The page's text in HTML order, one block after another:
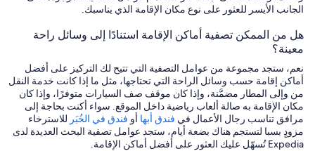
الجانب الأيسر للعثور على نوع مكان الإقامة الذي يناسبك.
هل من الممكن تصفية أماكن الإقامة استنادًا إلى وسائل راحة
معينة؟
نعم، ستجد مجموعة من عوامل التصفية التي تتيح لك التركيز على أفضل
أماكن إقامة حسب وسائل الراحة التي تحتاجها، مثل ما إذا كانت خدمة النقل
من وإلى المطار مضمَّنة، وإذا كان موقف صف السيارات متوفرًا، وإذا كان
مكان الإقامة به صالة ألعاب رياضية داخل الموقع. سواء أكنت بحاجة إلى
مرافق تناسب رجال الأعمال في فندق أبها أو فندق في الخُبَر للاسترخاء
مزودٍ بسبا لتستجم هناك بضعة أيام، ستجد عوامل تصفية البحث العديدة لدى
Expedia تُسهّل عليك العثور على أفضل أماكن الإقامة.